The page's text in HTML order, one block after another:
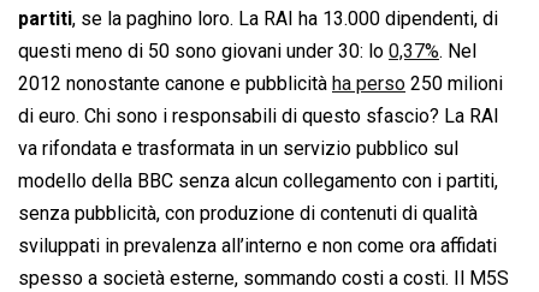
partiti, se la paghino loro. La RAI ha 13.000 dipendenti, di
questi meno di 50 sono giovani under 30: lo 0,37%. Nel
2012 nonostante canone e pubblicità ha perso 250 milioni
di euro. Chi sono i responsabili di questo sfascio? La RAI
va rifondata e trasformata in un servizio pubblico sul
modello della BBC senza alcun collegamento con i partiti,
senza pubblicità, con produzione di contenuti di qualità
sviluppati in prevalenza all’interno e non come ora affidati
spesso a società esterne, sommando costi a costi. Il M5S